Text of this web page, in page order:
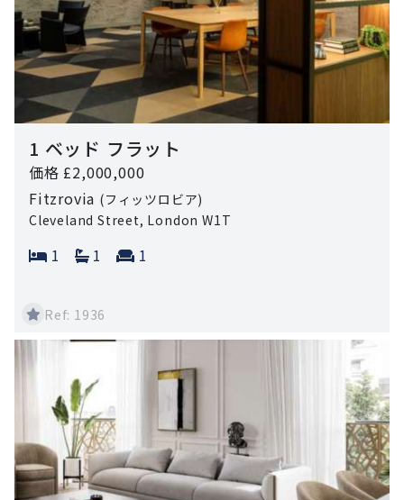
1 ベッド フラット
価格 £2,000,000
Fitzrovia (フィッツロビア)
Cleveland Street, London W1T
Bedrooms:
1 Bathrooms:
1 Reception rooms:
1
Ref: 1936